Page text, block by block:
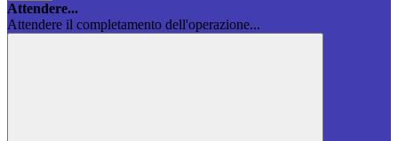
Attendere...
Attendere il completamento dell'operazione...